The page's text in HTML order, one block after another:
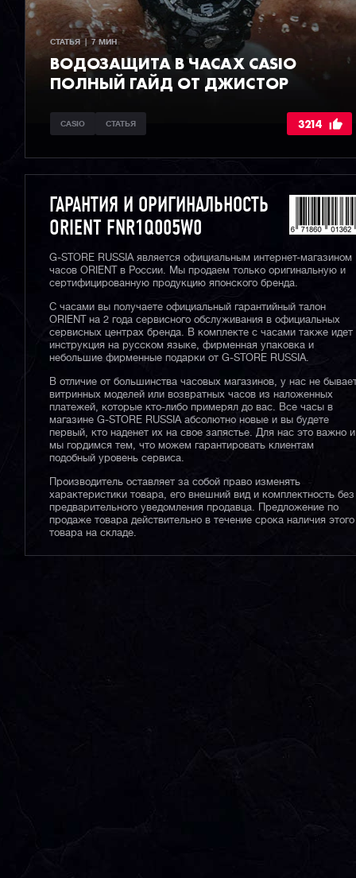
СТАТЬЯ  |  7 МИН
ВОДОЗАЩИТА В ЧАСАХ CASIO
ПОЛНЫЙ ГАЙД ОТ ДЖИСТОР
CASIO СТАТЬЯ 3214
ГАРАНТИЯ И ОРИГИНАЛЬНОСТЬ
ORIENT FNR1Q005W0
G-STORE RUSSIA является официальным интернет-магазином
часов ORIENT в России. Мы продаем только оригинальную и
сертифицированную продукцию японского бренда.
С часами вы получаете официальный гарантийный талон
ORIENT на 2 года сервисного обслуживания в официальных
сервисных центрах бренда. В комплекте с часами также идет
инструкция на русском языке, фирменная упаковка и
небольшие фирменные подарки от G-STORE RUSSIA.
В отличие от большинства часовых магазинов, у нас не
витринных моделей или возвратных часов из наложенных
платежей, которые кто-либо примерял до вас. Все часы в
магазине G-STORE RUSSIA абсолютно новые и вы будете
первый, кто наденет их на свое запястье. Для нас это важно и
мы гордимся тем, что можем гарантировать клиентам
подобный уровень сервиса.
Производитель оставляет за собой право изменять
характеристики товара, его внешний вид и комплектность без
предварительного уведомления продавца. Предложение по
продаже товара действительно в течение срока наличия этого
товара на складе.